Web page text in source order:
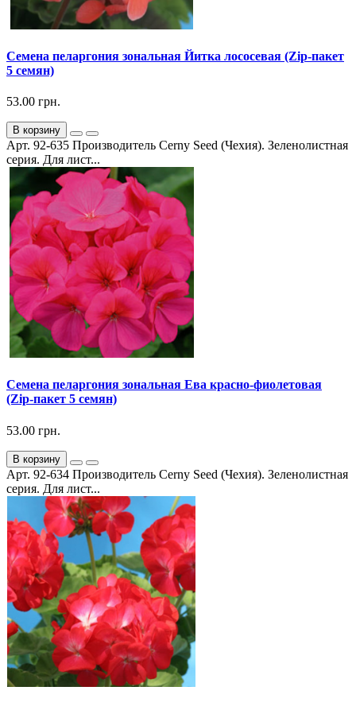
Семена пеларгония зональная Йитка лососевая (Zip-пакет
5 семян)
53.00 грн.
В корзину
Арт. 92-635 Производитель Cerny Seed (Чехия). Зеленолистная
серия. Для лист...
Семена пеларгония зональная Ева красно-фиолетовая
(Zip-пакет 5 семян)
53.00 грн.
В корзину
Арт. 92-634 Производитель Cerny Seed (Чехия). Зеленолистная
серия. Для лист...